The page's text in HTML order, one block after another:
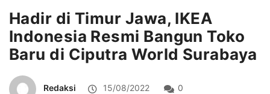
Hadir di Timur Jawa, IKEA
Indonesia Resmi Bangun Toko
Baru di Ciputra World Surabaya
Redaksi 15/08/2022 0